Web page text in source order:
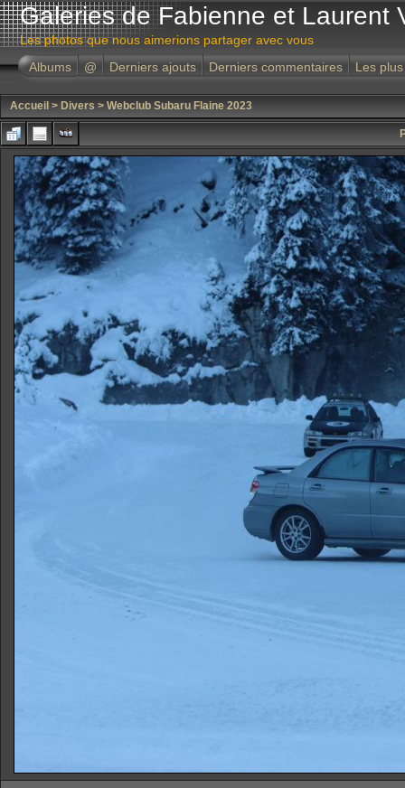
Galeries de Fabienne et Laurent
Les photos que nous aimerions partager avec vous
Albums
@ Derniers ajouts Derniers commentaires Les
Accueil > Divers > Webclub Subaru Flaine 2023